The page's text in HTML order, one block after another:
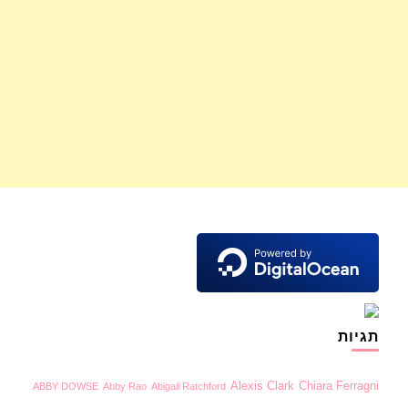
תגיות
ABBY DOWSE Abby Rao Abigail Ratchford Alexis Clark Chiara Ferragni